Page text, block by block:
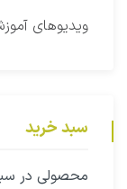
ویدیوهای
سبد خرید
محصولی در